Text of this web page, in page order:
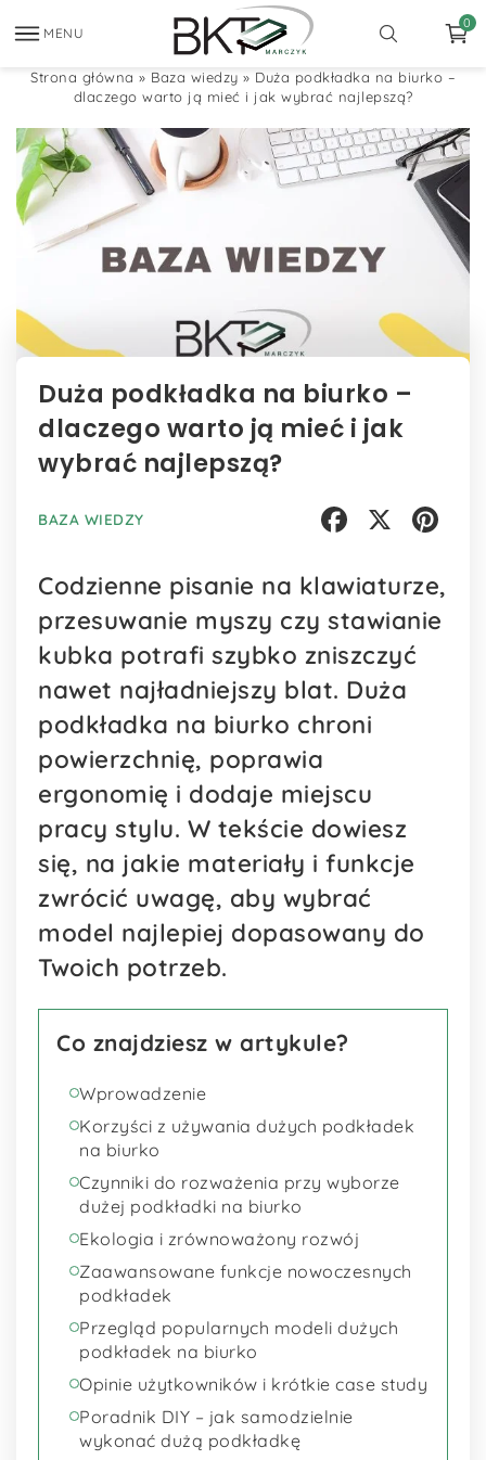
MENU
0
Strona główna » Baza wiedzy » Duża podkładka na biurko –
dlaczego warto ją mieć i jak wybrać najlepszą?
Duża podkładka na biurko –
dlaczego warto ją mieć i jak
wybrać najlepszą?
BAZA WIEDZY
Codzienne pisanie na klawiaturze,
przesuwanie myszy czy stawianie
kubka potrafi szybko zniszczyć
nawet najładniejszy blat. Duża
podkładka na biurko chroni
powierzchnię, poprawia
ergonomię i dodaje miejscu
pracy stylu. W tekście dowiesz
się, na jakie materiały i funkcje
zwrócić uwagę, aby wybrać
model najlepiej dopasowany do
Twoich potrzeb.
Co znajdziesz w artykule?
Wprowadzenie
Korzyści z używania dużych podkładek
na biurko
Czynniki do rozważenia przy wyborze
dużej podkładki na biurko
Ekologia i zrównoważony rozwój
Zaawansowane funkcje nowoczesnych
podkładek
Przegląd popularnych modeli dużych
podkładek na biurko
Opinie użytkowników i krótkie case study
Poradnik DIY – jak samodzielnie
wykonać dużą podkładkę